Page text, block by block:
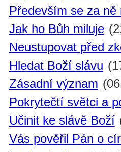
Především se za ně
Jak ho Bůh miluje
Neustupovat před
Hledat Boží slávu
Zásadní význam
Pokrytečtí světci a
Učinit ke slávě Boží
Vás pověřil Pán o